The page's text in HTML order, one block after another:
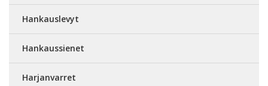
Hankauslevyt
Hankaussienet
Harjanvarret